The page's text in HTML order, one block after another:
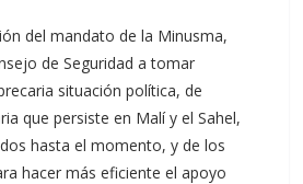
del mandato de la Minusma,
de Seguridad a tomar
situación política, de
que persiste en Malí y el Sahel,
hasta el momento, y de los
hacer más eficiente el apoyo